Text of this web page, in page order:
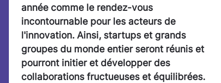
année comme le rendez-vous
incontournable pour les acteurs de
l'innovation. Ainsi, startups et grands
groupes du monde entier seront réunis et
pourront initier et développer des
collaborations fructueuses et équilibrées.